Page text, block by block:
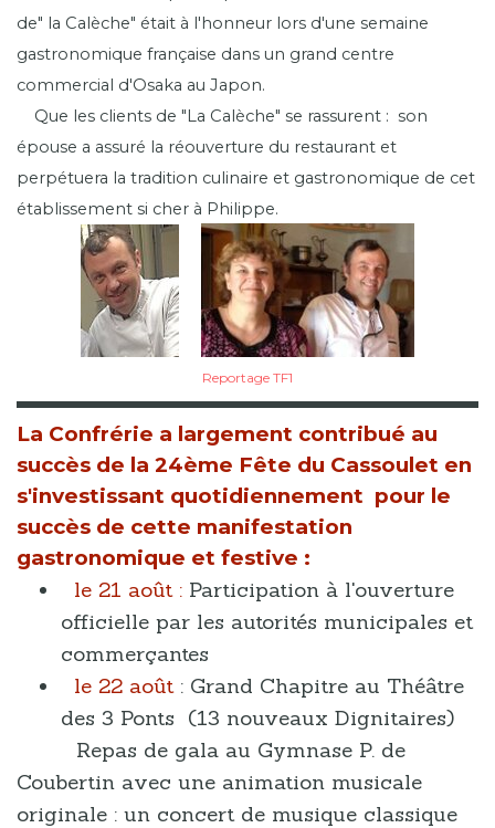
de" la Calèche" était à l'honneur lors d'une semaine
gastronomique française dans un grand centre
commercial d'Osaka au Japon.
Que les clients de "La Calèche" se rassurent : son
épouse a assuré la réouverture du restaurant et
perpétuera la tradition culinaire et gastronomique de cet
établissement si cher à Philippe.
Reportage TF1
La Confrérie a largement contribué au
succès de la 24ème Fête du Cassoulet en
s'investissant quotidiennement pour le
succès de cette manifestation
gastronomique et festive :
le 21 août : Participation à l'ouverture
officielle par les autorités municipales et
commerçantes
le 22 août : Grand Chapitre au Théâtre
des 3 Ponts (13 nouveaux Dignitaires)
Repas de gala au Gymnase P. de
Coubertin avec une animation musicale
originale : un concert de musique classique